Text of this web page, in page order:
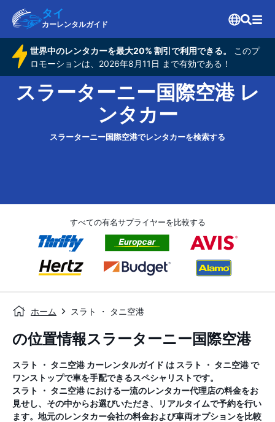
タイ
カーレンタルガイド
世界中のレンタカーを最大20% 割引で利用できる。
このプ
ロモーションは、2026年8月11日 まで有効である！
スラーターニー国際空港 レ
ンタカー
スラーターニー国際空港でレンタカーを検索する
すべての有名サプライヤーを比較する
ホーム スラト ・ タニ空港
の位置情報スラーターニー国際空港
スラト ・ タニ空港 カーレンタルガイド は スラト ・ タニ空港で
ワンストップで車を手配できるスペシャリストです。
スラト ・ タニ空港 における一流のレンタカー代理店の料金をお
見せし、その中からお選びいただき、リアルタイムで予約を行い
ます。地元のレンタカー会社の料金および車両オプションを比較